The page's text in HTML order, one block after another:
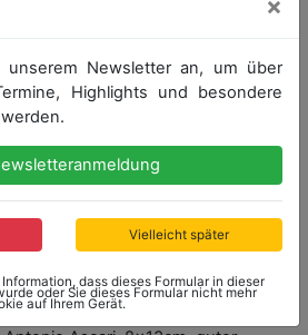
Newsletter an, um über
Highlights und besondere
Vielleicht später
dass dieses Formular in dieser
oder Sie dieses Formular nicht mehr
auf Ihrem Gerät.